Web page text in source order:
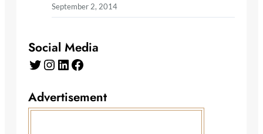
September 2, 2014
Social Media
Twitter Instagram LinkedIn Facebook
Advertisement